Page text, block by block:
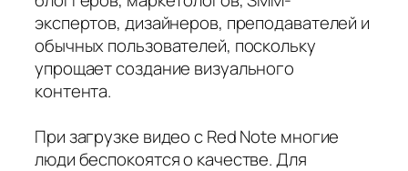
экспертов, дизайнеров, преподавателей и
обычных пользователей, поскольку
упрощает создание визуального
контента.
При загрузке видео с Red Note многие
люди беспокоятся о качестве. Для